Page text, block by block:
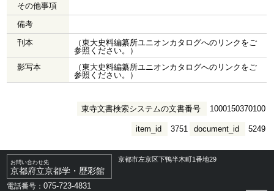
その他事項
備考
刊本
（東大史料編纂所ユニオンカタログへのリンクをご
参照ください。）
影写本
（東大史料編纂所ユニオンカタログへのリンクをご
参照ください。）
東寺文書検索システムの文書番号 1000150370100
document_id 5249
item_id 3751
お問い合わせ先
京都府立京都学・歴彩館
京都市左京区下鴨半木町1番地29
電話番号：075-723-4831